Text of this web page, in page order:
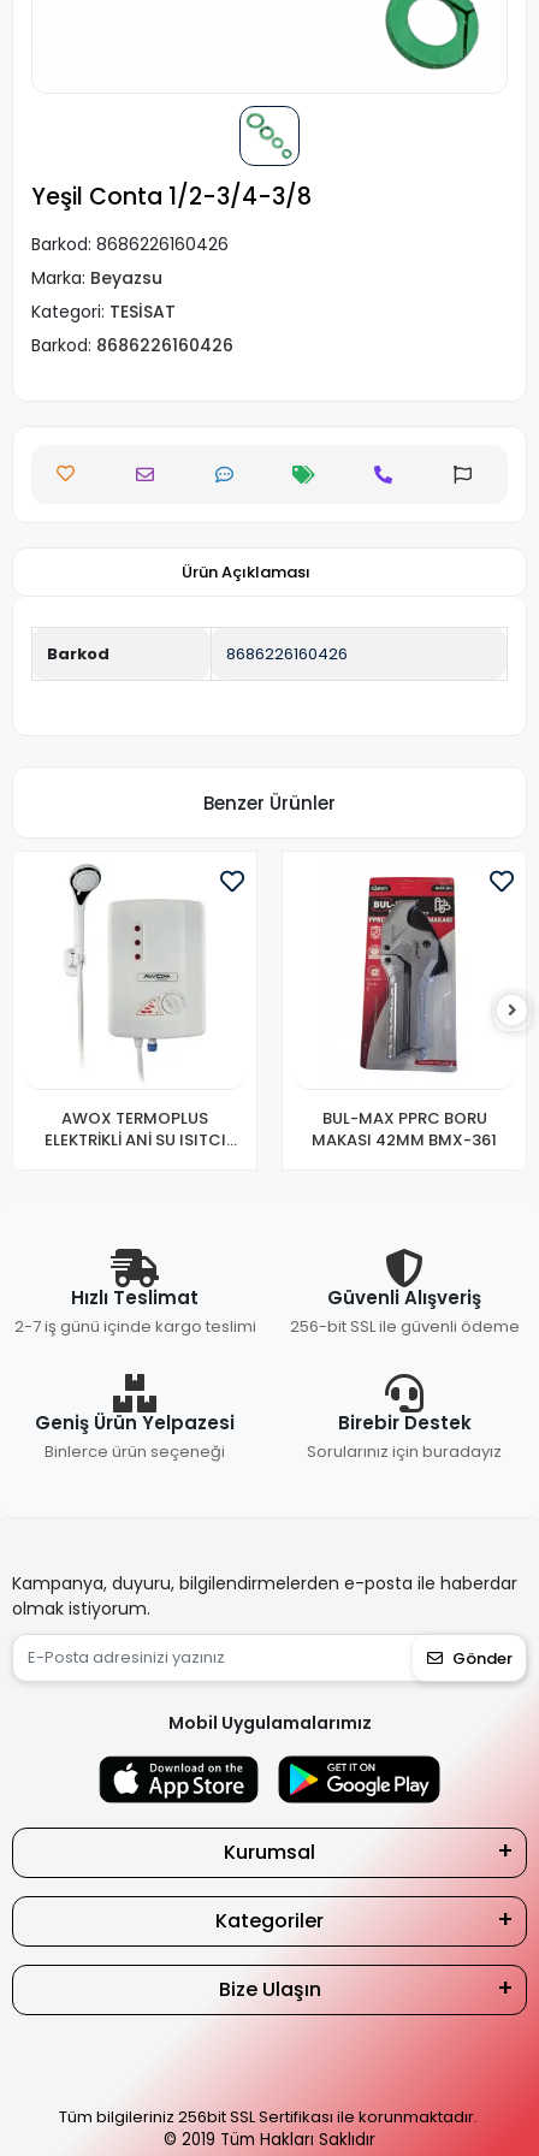
Yeşil Conta 1/2-3/4-3/8
Barkod: 8686226160426
Marka: Beyazsu
Kategori: TESİSAT
Barkod: 8686226160426
Ürün Açıklaması
Barkod 8686226160426
Benzer Ürünler
AWOX TERMOPLUS
ELEKTRİKLİ ANİ SU ISITCI
BUL-MAX PPRC BORU
MAKASI 42MM BMX-361
Hızlı Teslimat
2-7 iş günü içinde kargo teslimi
Güvenli Alışveriş
256-bit SSL ile güvenli ödeme
Geniş Ürün Yelpazesi
Binlerce ürün seçeneği
Birebir Destek
Sorularınız için buradayız
Kampanya, duyuru, bilgilendirmelerden e-posta ile haberdar
olmak istiyorum.
Gönder
Mobil Uygulamalarımız
Kurumsal
Kategoriler
Bize Ulaşın
Tüm bilgileriniz 256bit SSL Sertifikası ile korunmaktadır.
© 2019 Tüm Hakları Saklıdır